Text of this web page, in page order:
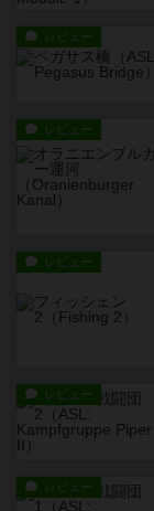
レビュー
レビュー
レビュー
レビュー
レビュー